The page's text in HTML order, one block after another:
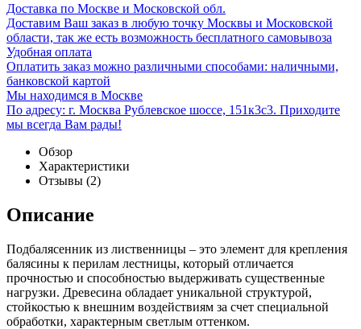
Доставка по Москве и Московской обл.
Доставим Ваш заказ в любую точку Москвы и Московской
области, так же есть возможность бесплатного самовывоза
Удобная оплата
Оплатить заказ можно различными способами: наличными,
банковской картой
Мы находимся в Москве
По адресу: г. Москва Рублевское шоссе, 151к3с3. Приходите
мы всегда Вам рады!
Обзор
Характеристики
Отзывы (2)
Описание
Подбалясенник из лиственницы – это элемент для крепления
балясины к перилам лестницы, который отличается
прочностью и способностью выдерживать существенные
нагрузки. Древесина обладает уникальной структурой,
стойкостью к внешним воздействиям за счет специальной
обработки, характерным светлым оттенком.